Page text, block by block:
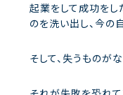
起業をして成功をし
のを洗い出し、今の
そして、失うものが